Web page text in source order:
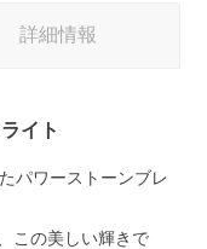
詳細情報
イト
パワーストーンブレ
この美しい輝きで